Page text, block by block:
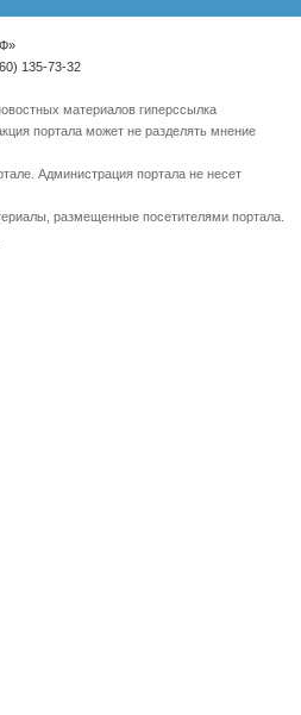
135-73-32
материалов гиперссылка
портала может не разделять мнение
Администрация портала не несет
размещенные посетителями портала.